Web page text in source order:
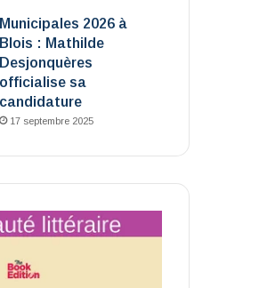
Municipales 2026 à
Blois : Mathilde
Desjonquères
officialise sa
candidature
17 septembre 2025